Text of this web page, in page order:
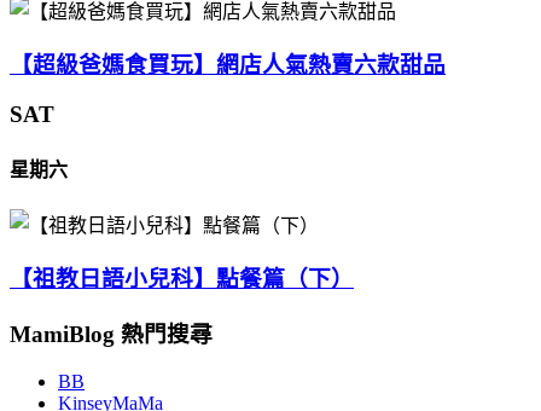
【超級爸媽食買玩】網店人氣熱賣六款甜品
SAT
星期六
【祖教日語小兒科】點餐篇（下）
MamiBlog 熱門搜尋
BB
KinseyMaMa